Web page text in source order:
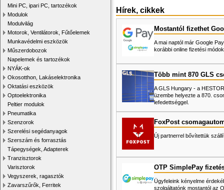
Mini PC, ipari PC, tartozékok
Modulok
Modulvilág
Motorok, Ventilátorok, Fűtőelemek
Munkavédelmi eszközök
Műszerdobozok
Napelemek és tartozékok
NYÁK-ok
Okosotthon, Lakáselektronika
Oktatási eszközök
Optoelektronika
Peltier modulok
Pneumatika
Szenzorok
Szerelési segédanyagok
Szerszám és forrasztás
Tápegységek, Adapterek
Tranzisztorok
Varisztorok
Vegyszerek, ragasztók
Zavarszűrők, Ferritek
Hírek, cikkek
Mostantól fizethet
A mai naptól már Google
korábbi online fizetési
Több mint 870 GLS
A GLS Hungary - a
üzembe helyezte a 870.
lefedettséggel.
FoxPost
Új partnerrel bővítettük
OTP SimplePay
Ügyfeleink kényelme
szolgáltatónk mostantól az